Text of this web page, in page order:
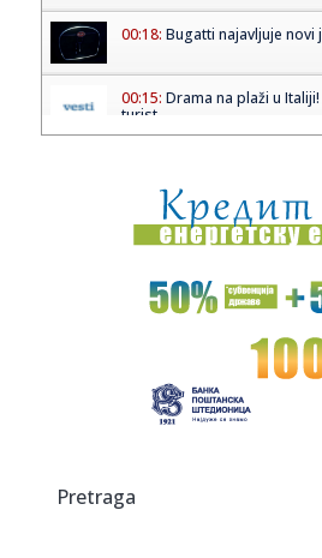
00:18: Bugatti najavljuje
00:15: Drama na plaži u
turist...
23:51:Tri medalje za Srbiju
23:47:KIKS PANATINAIKOSA
Grčki velikan vod...
Tragedija kod
23:38:Lara Gut-Behrami
20 ...
Pretraga